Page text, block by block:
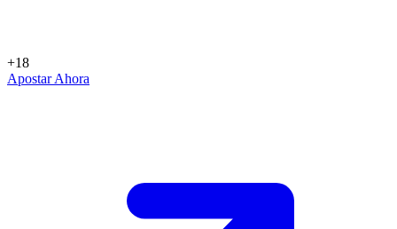
+18
Apostar Ahora